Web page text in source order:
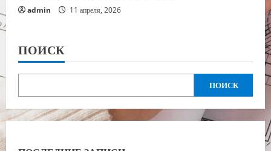
admin 11 апреля, 2026
ПОИСК
ПОИСК